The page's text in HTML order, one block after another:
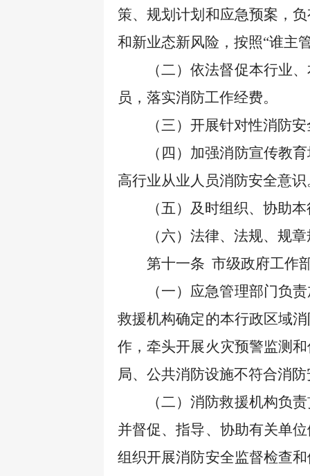
策、规划计划和应急预案，
和新业态新风险，按照“谁主
（二）依法督促本行业
员，落实消防工作经费。
（三）开展针对性消防
（四）加强消防宣传教
高行业从业人员消防安全意识
（五）及时组织、协助
（六）法律、法规、规
第十一条 市级政府工作
（一）应急管理部门负
救援机构确定的本行政区域
作，牵头开展火灾预警监测
局、公共消防设施不符合消
（二）消防救援机构负
并督促、指导、协助有关单
组织开展消防安全监督检查